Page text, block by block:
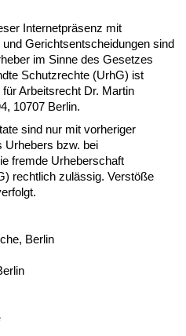
Internetpräsenz mit
Gerichtsentscheidungen sind
im Sinne des Gesetzes
Schutzrechte (UrhG) ist
Arbeitsrecht Dr. Martin
10707 Berlin.
sind nur mit vorheriger
Urhebers bzw. bei
fremde Urheberschaft
rechtlich zulässig. Verstöße
Berlin